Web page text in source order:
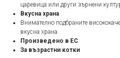
царевица или други зърнени
Вкусна храна
Внимателно подбраните
вкусна храна.
Произведено в ЕС
За възрастни котки